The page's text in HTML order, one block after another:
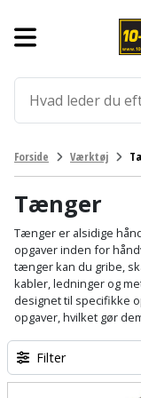
Aluprofiler
Armering
Befæstigelse
Bordplade
Byggeplader
Bygningsbeslag
Gulve
Fliser
og
klinker
Gulvtilbehør
Gulvunderlag
Gulvvarme
Laminatgulv
Værktøj
Arbejdsbuk
Arbejdsvogn
Bærehåndtag
Båndstrammer
og
Afkortersav
Afstandsmåler
Arbejdsbord
Arbejdslamper
og
Brændekløver
Buskrydder
Dykpumpe
Hus,
have
og
fritid
Forside Værktøj
Tænger
Tænger er alsidige
opgaver inden for
tænger kan du gribe,
kabler, ledninger og
designet til specifikke
opgaver, hvilket gør
Filter